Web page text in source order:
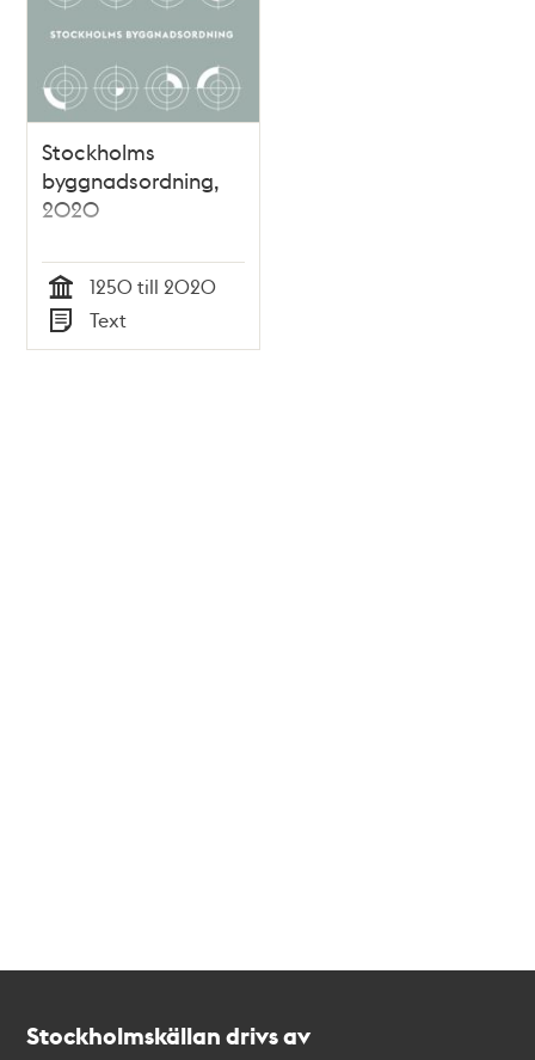
Stockholms
byggnadsordning,
2020
Tid
1250 till 2020
Typ
Text
Stockholmskällan drivs av